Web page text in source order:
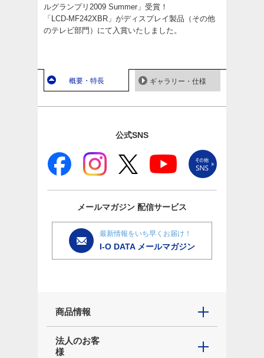
ルグランプリ2009 Summer」受賞！
「LCD-MF242XBR」がディスプレイ製品（その他
のテレビ部門）にて入賞いたしました。
概要・特長 ギャラリー・仕様
公式SNS
メールマガジン 配信サービス
最新情報をいち早くお届け！
I-O DATA メールマガジン
商品情報
法人のお客
様